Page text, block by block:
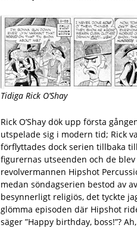
Tidiga Rick O’Shay
Rick O’Shay dök upp första
utspelade sig i modern tid; Rick
förflyttades dock serien tillbaka
figurernas utseenden och de
revolvermannen Hipshot
medan söndagserien bestod av
besynnerligt religiös, det tyckte
glömma episoden där Hipshot
säger ”Happy birthday, boss!”?